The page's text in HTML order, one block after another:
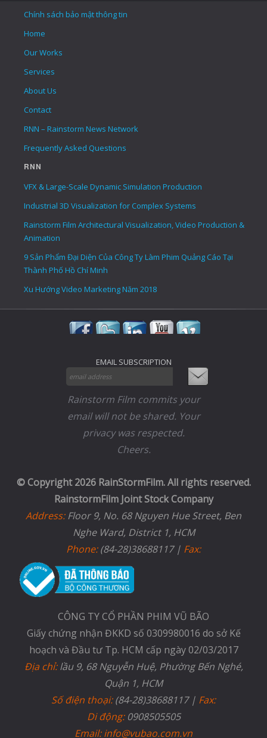
Chính sách bảo mật thông tin
Home
Our Works
Services
About Us
Contact
RNN – Rainstorm News Network
Frequently Asked Questions
RNN
VFX & Large-Scale Dynamic Simulation Production
Industrial 3D Visualization for Complex Systems
Rainstorm Film Architectural Visualization, Video Production &
Animation
9 Sản Phẩm Đại Diện Của Công Ty Làm Phim Quảng Cáo Tại
Thành Phố Hồ Chí Minh
Xu Hướng Video Marketing Năm 2018
EMAIL SUBSCRIPTION
Rainstorm Film commits your
email will not be shared. Your
privacy was respected.
Cheers.
© Copyright 2026 RainStormFilm. All rights reserved.
RainstormFilm Joint Stock Company
Address:Floor 9, No. 68 Nguyen Hue Street, Ben
Nghe Ward, District 1, HCM
Phone:(84-28)38688117 | Fax:
CÔNG TY CỔ PHẦN PHIM VŨ BÃO
Giấy chứng nhận ĐKKD số 0309980016 do sở Kế
hoạch và Đầu tư Tp. HCM cấp ngày 02/03/2017
Địa chỉ:lầu 9, 68 Nguyễn Huệ, Phường Bến Nghé,
Quận 1, HCM
Số điện thoại:(84-28)38688117 | Fax:
Di động:0908505505
Email: info@vubao.com.vn